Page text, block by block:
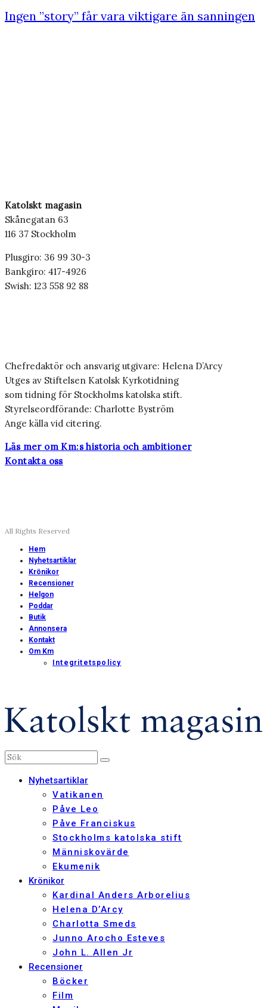
Ingen ”story” får vara viktigare än sanningen
Katolskt magasin
Skånegatan 63
116 37 Stockholm
Plusgiro: 36 99 30-3
Bankgiro: 417-4926
Swish: 123 558 92 88
Chefredaktör och ansvarig utgivare: Helena D’Arcy
Utges av Stiftelsen Katolsk Kyrkotidning
som tidning för Stockholms katolska stift.
Styrelseordförande: Charlotte Byström
Ange källa vid citering.
Läs mer om Km:s historia och ambitioner
Kontakta oss
All Rights Reserved
Hem
Nyhetsartiklar
Krönikor
Recensioner
Helgon
Poddar
Butik
Annonsera
Kontakt
Om Km
Integritetspolicy
Nyhetsartiklar
Vatikanen
Påve Leo
Påve Franciskus
Stockholms katolska stift
Människovärde
Ekumenik
Krönikor
Kardinal Anders Arborelius
Helena D’Arcy
Charlotta Smeds
Junno Arocho Esteves
John L. Allen Jr
Recensioner
Böcker
Film